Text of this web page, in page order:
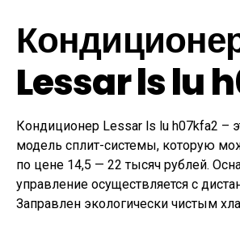
Lessar ls lu
Кондиционер Lessar ls lu h07kfa2 –
модель сплит-системы, которую
по цене 14,5 — 22 тысяч рублей.
управление осуществляется с
Заправлен экологически чистым